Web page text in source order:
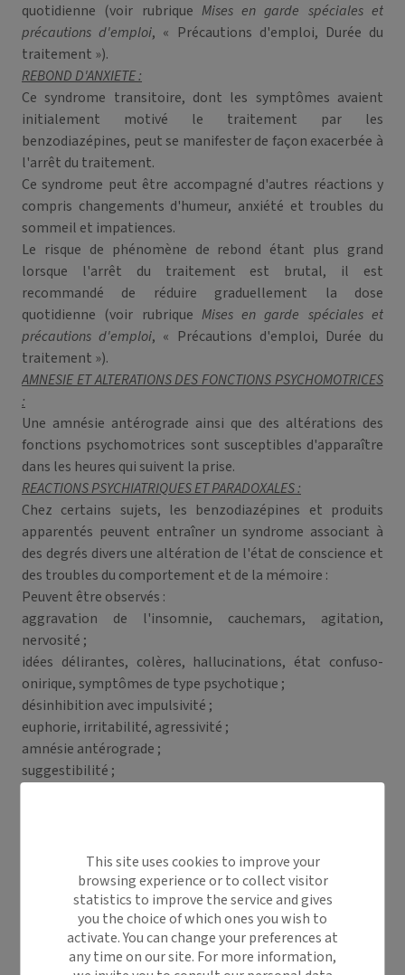
quotidienne (voir rubrique Mises en garde spéciales et
précautions d'emploi, « Précautions d'emploi, Durée du
traitement »).
REBOND D'ANXIETE :
Ce syndrome transitoire, dont les symptômes avaient
initialement motivé le traitement par les
benzodiazépines, peut se manifester de façon exacerbée à
l'arrêt du traitement.
Ce syndrome peut être accompagné d'autres réactions y
compris changements d'humeur, anxiété et troubles du
sommeil et impatiences.
Le risque de phénomène de rebond étant plus grand
lorsque l'arrêt du traitement est brutal, il est
recommandé de réduire graduellement la dose
quotidienne (voir rubrique Mises en garde spéciales et
précautions d'emploi, « Précautions d'emploi, Durée du
traitement »).
AMNESIE ET ALTERATIONS DES FONCTIONS PSYCHOMOTRICES
:
Une amnésie antérograde ainsi que des altérations des
fonctions psychomotrices sont susceptibles d'apparaître
dans les heures qui suivent la prise.
REACTIONS PSYCHIATRIQUES ET PARADOXALES :
Chez certains sujets, les benzodiazépines et produits
apparentés peuvent entraîner un syndrome associant à
des degrés divers une altération de l'état de conscience et
des troubles du comportement et de la mémoire :
Peuvent être observés :
aggravation de l'insomnie, cauchemars, agitation,
nervosité ;
idées délirantes, colères, hallucinations, état confuso-
onirique, symptômes de type psychotique ;
désinhibition avec impulsivité ;
euphorie, irritabilité, agressivité ;
amnésie antérograde ;
suggestibilité ;
comportement inhabituel pour le patient ;
comportement auto- ou hétéro-agressif, notamment si
l'entourage tente d'entraver l'activité du patient ;
conduites automatiques avec amnésie post-
événementielle.
This site uses cookies to improve your
browsing experience or to collect visitor
statistics to improve the service and gives
you the choice of which ones you wish to
activate. You can change your preferences at
any time on our site. For more information,